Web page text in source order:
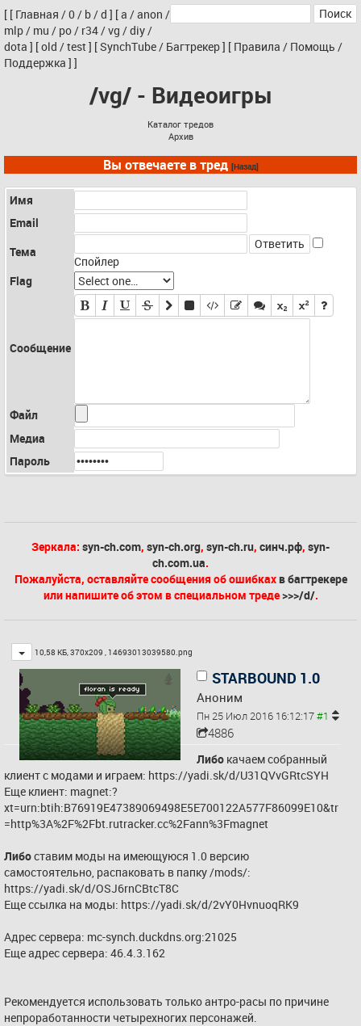
[ [ Главная /0 / b/d ] [a /anon /
mlp/ mu / po/ r34/vg /diy/
dota ] [old /test] [SynchTube/ Багтрекер] [ Правила / Помощь /
Поддержка ] ]
/vg/ - Видеоигры
Каталог тредов
Архив
Вы отвечаете в тред [Назад]
Имя
Email
Тема
Спойлер
Flag
Сообщение
Файл
Медиа
Пароль
Зеркала: syn-ch.com, syn-ch.org, syn-ch.ru, синч.рф, syn-
ch.com.ua.
Пожалуйста, оставляйте сообщения об ошибках в багтрекере
или напишите об этом в специальном треде>>>/d/.
Toggle
10,58 КБ, 370x209 , 14693013039580.png
STARBOUND 1.0
Аноним
Пн 25 Июл 2016 16:12:17
4886
Либо качаем собранный
клиент с модами и играем: https://yadi.sk/d/U31QVvGRtcSYH
Еще клиент: magnet:?
xt=urn:btih:B76919E47389069498E5E700122A577F86099E10&tr
=http%3A%2F%2Fbt.rutracker.cc%2Fann%3Fmagnet
Либо ставим моды на имеющуюся 1.0 версию
https://yadi.sk/d/OSJ6rnCBtcT8C
Еще ссылка на моды: https://yadi.sk/d/2vY0HvnuoqRK9
Адрес сервера: mc-synch.duckdns.org:21025
Еще адрес сервера: 46.4.3.162
Рекомендуется использовать только антро-расы по причине
непроработанности четырехногих персонажей.